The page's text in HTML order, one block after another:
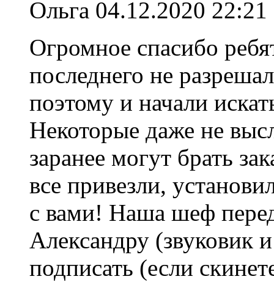
Ольга 04.12.2020 22:21
Огромное спасибо
последнего не
поэтому и начали
Некоторые даже не
заранее могут брать
все привезли,
с вами! Наша шеф
Александру (звуковик
подписать (если